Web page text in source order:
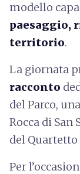
modello
paesaggio,
territorio.
La giornata
racconto
del Parco, una
Rocca di San
del
Per